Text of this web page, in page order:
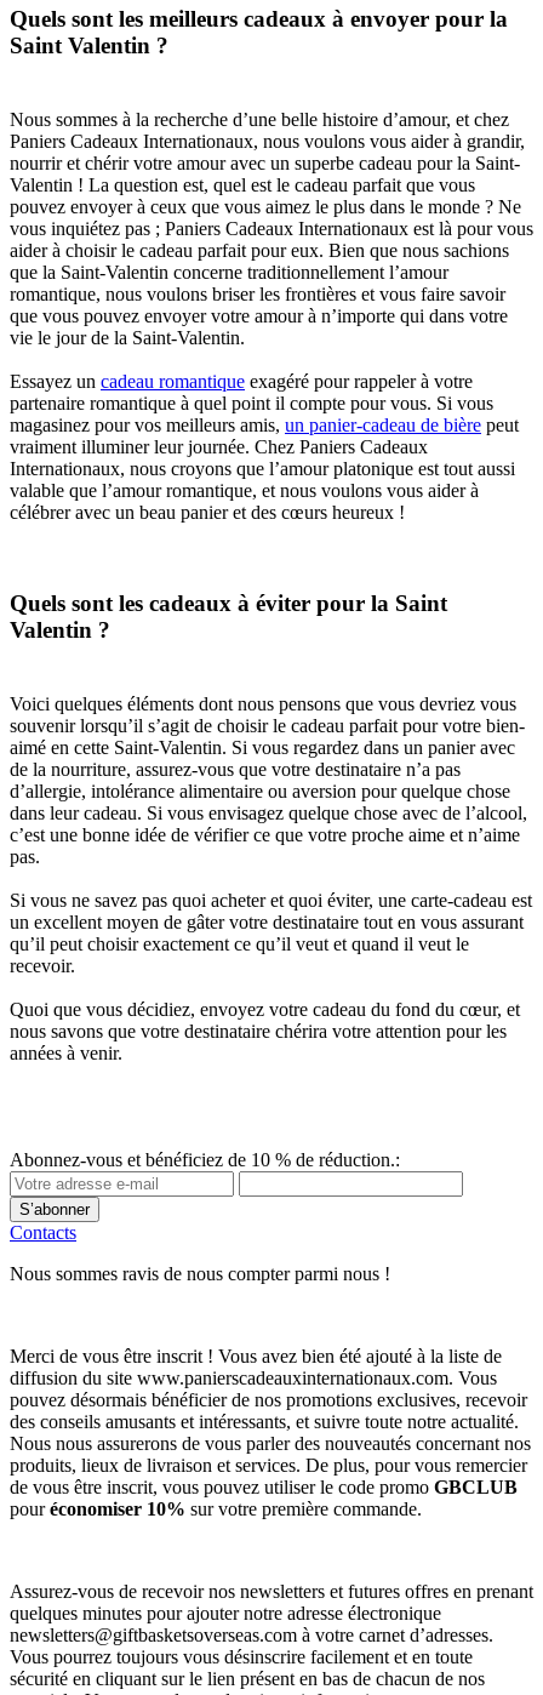
Quels sont les meilleurs cadeaux à envoyer pour la
Saint Valentin ?
Nous sommes à la recherche d’une belle histoire d’amour, et chez
Paniers Cadeaux Internationaux, nous voulons vous aider à grandir,
nourrir et chérir votre amour avec un superbe cadeau pour la Saint-
Valentin ! La question est, quel est le cadeau parfait que vous
pouvez envoyer à ceux que vous aimez le plus dans le monde ? Ne
vous inquiétez pas ; Paniers Cadeaux Internationaux est là pour vous
aider à choisir le cadeau parfait pour eux. Bien que nous sachions
que la Saint-Valentin concerne traditionnellement l’amour
romantique, nous voulons briser les frontières et vous faire savoir
que vous pouvez envoyer votre amour à n’importe qui dans votre
vie le jour de la Saint-Valentin.
Essayez un cadeau romantique exagéré pour rappeler à votre
partenaire romantique à quel point il compte pour vous. Si vous
magasinez pour vos meilleurs amis, un panier-cadeau de bière peut
vraiment illuminer leur journée. Chez Paniers Cadeaux
Internationaux, nous croyons que l’amour platonique est tout aussi
valable que l’amour romantique, et nous voulons vous aider à
célébrer avec un beau panier et des cœurs heureux !
Quels sont les cadeaux à éviter pour la Saint
Valentin ?
Voici quelques éléments dont nous pensons que vous devriez vous
souvenir lorsqu’il s’agit de choisir le cadeau parfait pour votre bien-
aimé en cette Saint-Valentin. Si vous regardez dans un panier avec
de la nourriture, assurez-vous que votre destinataire n’a pas
d’allergie, intolérance alimentaire ou aversion pour quelque chose
dans leur cadeau. Si vous envisagez quelque chose avec de l’alcool,
c’est une bonne idée de vérifier ce que votre proche aime et n’aime
pas.
Si vous ne savez pas quoi acheter et quoi éviter, une carte-cadeau est
un excellent moyen de gâter votre destinataire tout en vous assurant
qu’il peut choisir exactement ce qu’il veut et quand il veut le
recevoir.
Quoi que vous décidiez, envoyez votre cadeau du fond du cœur, et
nous savons que votre destinataire chérira votre attention pour les
années à venir.
Abonnez-vous et bénéficiez de 10 % de réduction.:
S’abonner
Contacts
Nous sommes ravis de nous compter parmi nous !
Merci de vous être inscrit ! Vous avez bien été ajouté à la liste de
diffusion du site www.panierscadeauxinternationaux.com. Vous
pouvez désormais bénéficier de nos promotions exclusives, recevoir
des conseils amusants et intéressants, et suivre toute notre actualité.
Nous nous assurerons de vous parler des nouveautés concernant nos
produits, lieux de livraison et services. De plus, pour vous remercier
de vous être inscrit, vous pouvez utiliser le code promo GBCLUB
pouréconomiser 10% sur votre première commande.
Assurez-vous de recevoir nos newsletters et futures offres en prenant
quelques minutes pour ajouter notre adresse électronique
newsletters@giftbasketsoverseas.com à votre carnet d’adresses.
Vous pourrez toujours vous désinscrire facilement et en toute
sécurité en cliquant sur le lien présent en bas de chacun de nos